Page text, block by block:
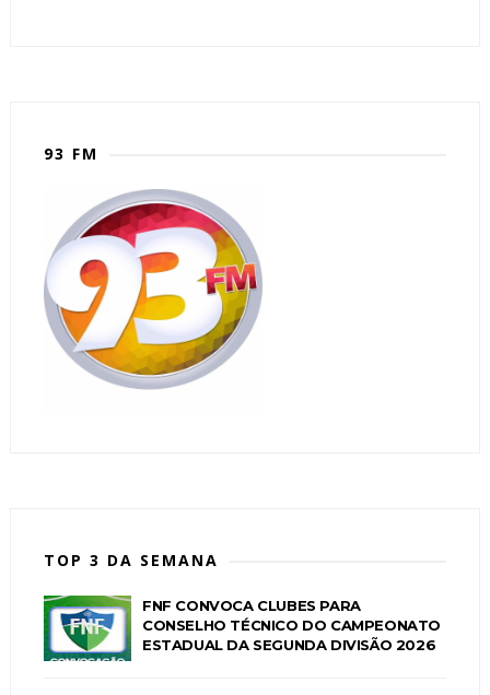
93 FM
TOP 3 DA SEMANA
FNF CONVOCA CLUBES PARA
CONSELHO TÉCNICO DO CAMPEONATO
ESTADUAL DA SEGUNDA DIVISÃO 2026